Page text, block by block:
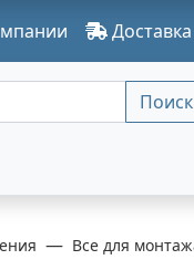
Доставка
Поиск
Все для